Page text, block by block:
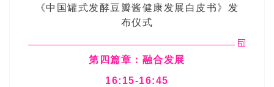
《中国罐式发酵豆瓣酱健康发展白皮书》发
布仪式
第四篇章：融合发展
16:15-16:45